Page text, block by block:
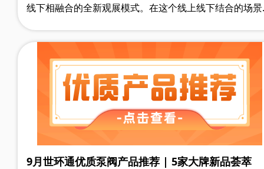
线下相融合的全新观展模式。在这个线上线下结合的场景
一系列深度资料，甚至众多同行用户的产品体验评论，
应商储备和采购评估提供参考。
9月世环通优质泵阀产品推荐 | 5家大牌新品荟萃